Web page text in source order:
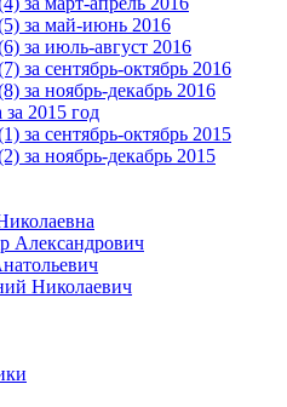
за май-июнь 2016
за июль-август 2016
за сентябрь-октябрь 2016
за ноябрь-декабрь 2016
2015 год
за сентябрь-октябрь 2015
за ноябрь-декабрь 2015
Александрович
Николаевич